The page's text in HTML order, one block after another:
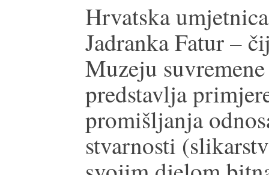
Hrvatska
Jadranka Fatur –
Muzeju
predstavlja
promišljanja
stvarnosti